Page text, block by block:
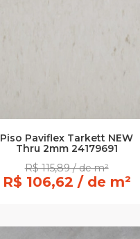
Piso Paviflex Tarkett NEW
Thru 2mm 24179691
R$ 115,89 / de m²
R$ 106,62 / de m²